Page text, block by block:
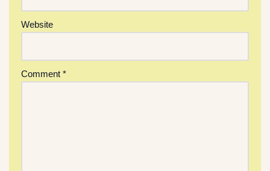
Website
Comment *